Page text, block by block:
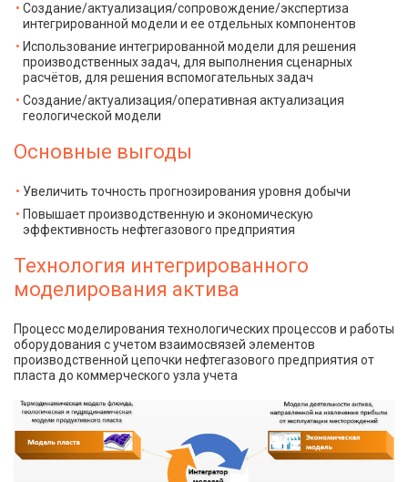
Создание/актуализация/сопровождение/экспертиза
интегрированной модели и ее отдельных компонентов
Использование интегрированной модели для решения
производственных задач, для выполнения сценарных
расчётов, для решения вспомогательных задач
Создание/актуализация/оперативная актуализация
геологической модели
Основные выгоды
Увеличить точность прогнозирования уровня добычи
Повышает производственную и экономическую
эффективность нефтегазового предприятия
Технология интегрированного
моделирования актива
Процесс моделирования технологических процессов и работы
оборудования с учетом взаимосвязей элементов
производственной цепочки нефтегазового предприятия от
пласта до коммерческого узла учета